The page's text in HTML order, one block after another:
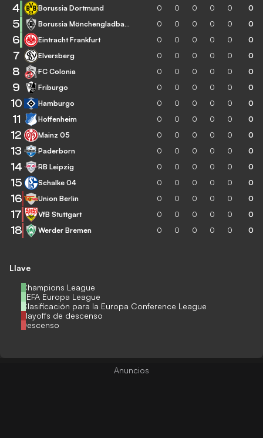
Llave
Champions League
UEFA Europa League
Clasificación para la Europa Conference League
Playoffs de descenso
Descenso
4 Borussia Dortmund 0 0 0 0 0 0
5 Borussia Mönchengladbach 0 0 0 0 0 0
6 Eintracht Frankfurt 0 0 0 0 0 0
7 Elversberg 0 0 0 0 0 0
8 FC Colonia 0 0 0 0 0 0
9 Friburgo 0 0 0 0 0 0
10 Hamburgo 0 0 0 0 0 0
11 Hoffenheim 0 0 0 0 0 0
12 Mainz 05 0 0 0 0 0 0
13 Paderborn 0 0 0 0 0 0
14 RB Leipzig 0 0 0 0 0 0
15 Schalke 04 0 0 0 0 0 0
16 Union Berlin 0 0 0 0 0 0
17 VfB Stuttgart 0 0 0 0 0 0
18 Werder Bremen 0 0 0 0 0 0